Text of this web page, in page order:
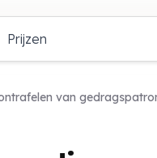
Prijzen
van